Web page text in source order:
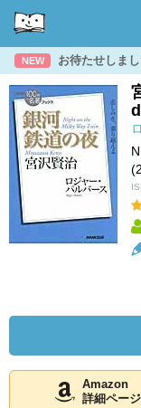
NEW お待たせしま
Amazon
詳細ペー